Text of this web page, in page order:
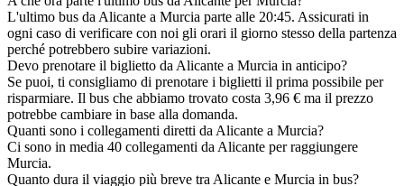
L'ultimo bus da Alicante a Murcia parte alle 20:45. Assicurati in
ogni caso di verificare con noi gli orari il giorno stesso della partenza
perché potrebbero subire variazioni.
Devo prenotare il biglietto da Alicante a Murcia in anticipo?
Se puoi, ti consigliamo di prenotare i biglietti il prima possibile per
risparmiare. Il bus che abbiamo trovato costa 3,96 € ma il prezzo
potrebbe cambiare in base alla domanda.
Quanti sono i collegamenti diretti da Alicante a Murcia?
Ci sono in media 40 collegamenti da Alicante per raggiungere
Murcia.
Quanto dura il viaggio più breve tra Alicante e Murcia in bus?